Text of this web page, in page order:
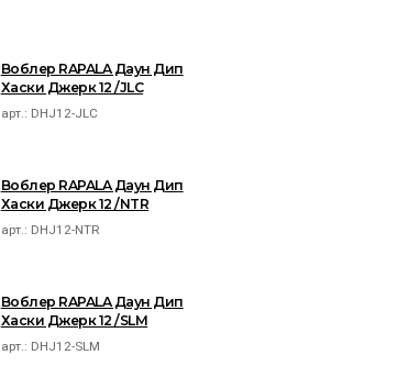
Воблер RAPALA Даун Дип
Хаски Джерк 12 /JLC
арт.: DHJ12-JLC
Воблер RAPALA Даун Дип
Хаски Джерк 12 /NTR
арт.: DHJ12-NTR
Воблер RAPALA Даун Дип
Хаски Джерк 12 /SLM
арт.: DHJ12-SLM